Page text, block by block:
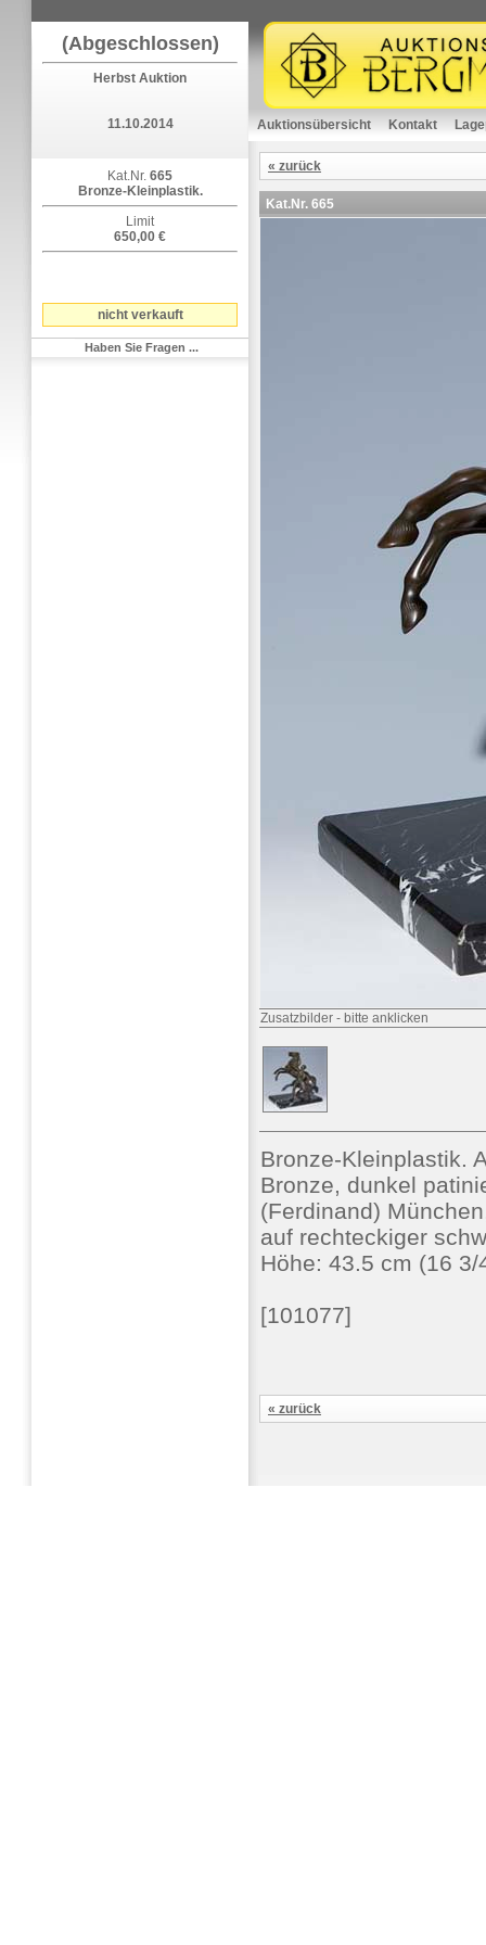
(Abgeschlossen)
Herbst Auktion
11.10.2014
Kat.Nr. 665
Bronze-Kleinplastik.
Limit
650,00 €
nicht verkauft
Haben Sie Fragen ...
Auktionsübersicht Kontakt
« zurück
Kat.Nr. 665
Zusatzbilder - bitte anklicken
Bronze-Kleinplastik.
Bronze, dunkel
(Ferdinand)
auf rechteckiger
Höhe: 43.5 cm (16 3/
[101077]
« zurück